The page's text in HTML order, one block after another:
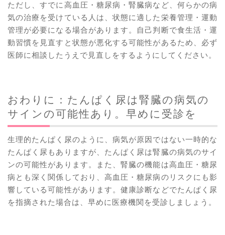
ただし、すでに高血圧・糖尿病・腎臓病など、何らかの病
気の治療を受けている人は、状態に適した栄養管理・運動
管理が必要になる場合があります。自己判断で食生活・運
動習慣を見直すと状態が悪化する可能性があるため、必ず
医師に相談したうえで見直しをするようにしてください。
おわりに：たんぱく尿は腎臓の病気の
サインの可能性あり。早めに受診を
生理的たんぱく尿のように、病気が原因ではない一時的な
たんぱく尿もありますが、たんぱく尿は腎臓の病気のサイ
ンの可能性があります。また、腎臓の機能は高血圧・糖尿
病とも深く関係しており、高血圧・糖尿病のリスクにも影
響している可能性があります。健康診断などでたんぱく尿
を指摘された場合は、早めに医療機関を受診しましょう。